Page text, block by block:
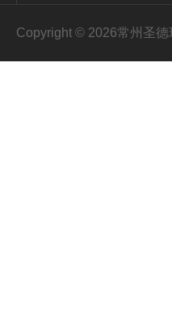
Copyright © 2026常州圣